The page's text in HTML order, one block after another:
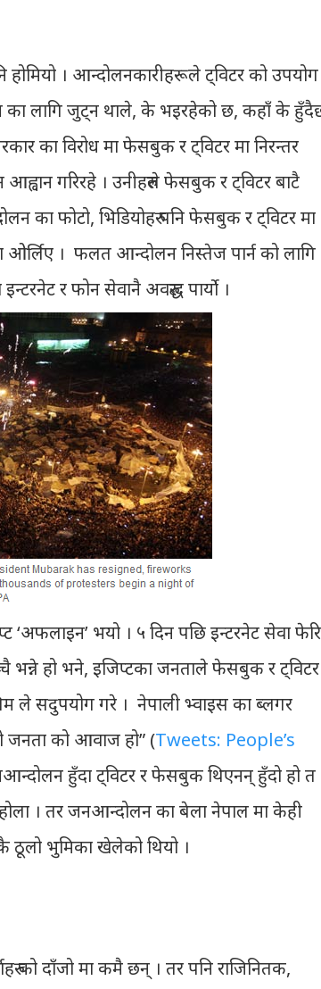
। आन्दोलनकारीहरूले ट्विटर को उपयोग
का लागि जुट्न थाले, के भइरहेको छ, कहाँ के
का विरोध मा फेसबुक र ट्विटर मा निरन्तर
गरिरहे । उनीहरुले फेसबुक र ट्विटर बाटै
का फोटो, भिडियोहरु पनि फेसबुक र ट्विटर मा
। फलत आन्दोलन निस्तेज पार्न को लागि
र फोन सेवानै अवरुद्ध पार्यो ।
‘अफलाइन’ भयो । ५ दिन पछि इन्टरनेट सेवा फेरि
भन्ने हो भने, इजिप्टका जनताले फेसबुक र ट्विटर
ले सदुपयोग गरे । नेपाली भ्वाइस का ब्लगर
जनता को आवाज हो” (Tweets: People’s
हुँदा ट्विटर र फेसबुक थिएनन् हुँदो हो त
होला । तर जनआन्दोलन का बेला नेपाल मा केही
ठूलो भुमिका खेलेको थियो ।
को दाँजो मा कमै छन् । तर पनि राजिनितक,